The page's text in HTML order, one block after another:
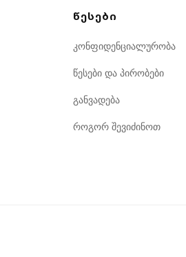
ᲬᲔᲡᲔᲑᲘ
კონფიდენციალურობა
წესები და პირობები
განვადება
როგორ შევიძინოთ